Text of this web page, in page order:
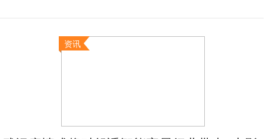
资讯